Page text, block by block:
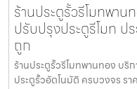
ร้านประตูรั้วรีโมทพา
ปรับปรุงประตูรีโมท ป
ถูก
ร้านประตูรั้วรีโมทพานทอง บริ
ประตูรั้วอัตโนมัติ ครบวงจร ร